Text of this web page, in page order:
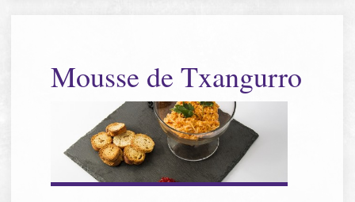
Mousse de Txangurro